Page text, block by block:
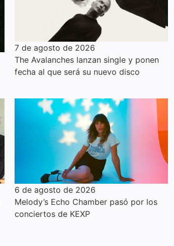
7 de agosto de 2026
The Avalanches lanzan single y ponen
fecha al que será su nuevo disco
6 de agosto de 2026
Melody’s Echo Chamber pasó por los
conciertos de KEXP